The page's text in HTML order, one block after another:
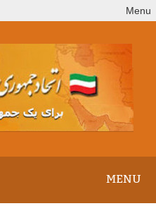
to
Menu
MENU